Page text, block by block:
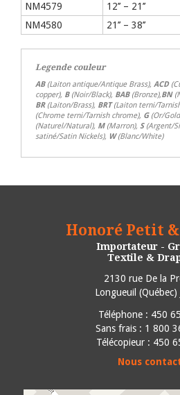
NM4579
12’’ – 21’’
NM4580
21’’ – 38’’
Legende couleur
AB(Laiton antique/Antique Brass), ACD
copper), B(Noir/Black), BAB(Bronze),BN
BR (Laiton/Brass), BRT(Laiton terni/
(Chrome terni/Tarnish chrome), G(Or/
(Naturel/Natural), M(Marron), S(Argent/
satiné/Satin Nickels), W(Blanc/White)
Honoré Petit
Importateur -
Textile &
2130 rue De la
Longueuil (Québec)
Téléphone : 450
Sans frais : 1 800
Télécopieur : 450
Nous